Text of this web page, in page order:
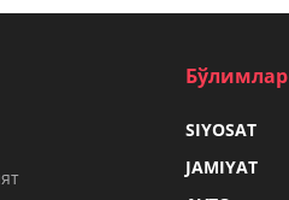
Бўлимлар
SIYOSAT
JAMIYAT